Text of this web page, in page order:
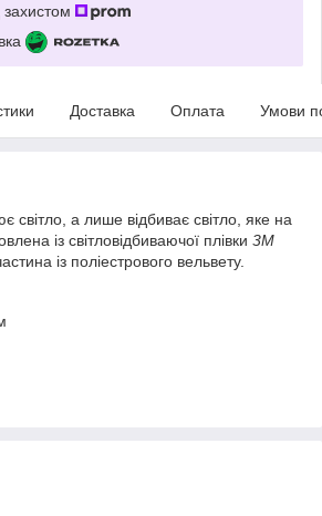
Доставка Оплата Умови
світло, а лише відбиває світло, яке на
​​із світловідбиваючої плівки 3M
із поліестрового вельвету.